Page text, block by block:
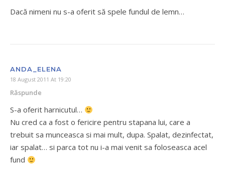
Dacă nimeni nu s-a oferit să spele fundul de lemn…
ANDA_ELENA
18 August 2011 At 19:20
Răspunde
S-a oferit harnicutul…
Nu cred ca a fost o fericire pentru stapana lui, care a
trebuit sa munceasca si mai mult, dupa. Spalat, dezinfectat,
iar spalat… si parca tot nu i-a mai venit sa foloseasca acel
fund